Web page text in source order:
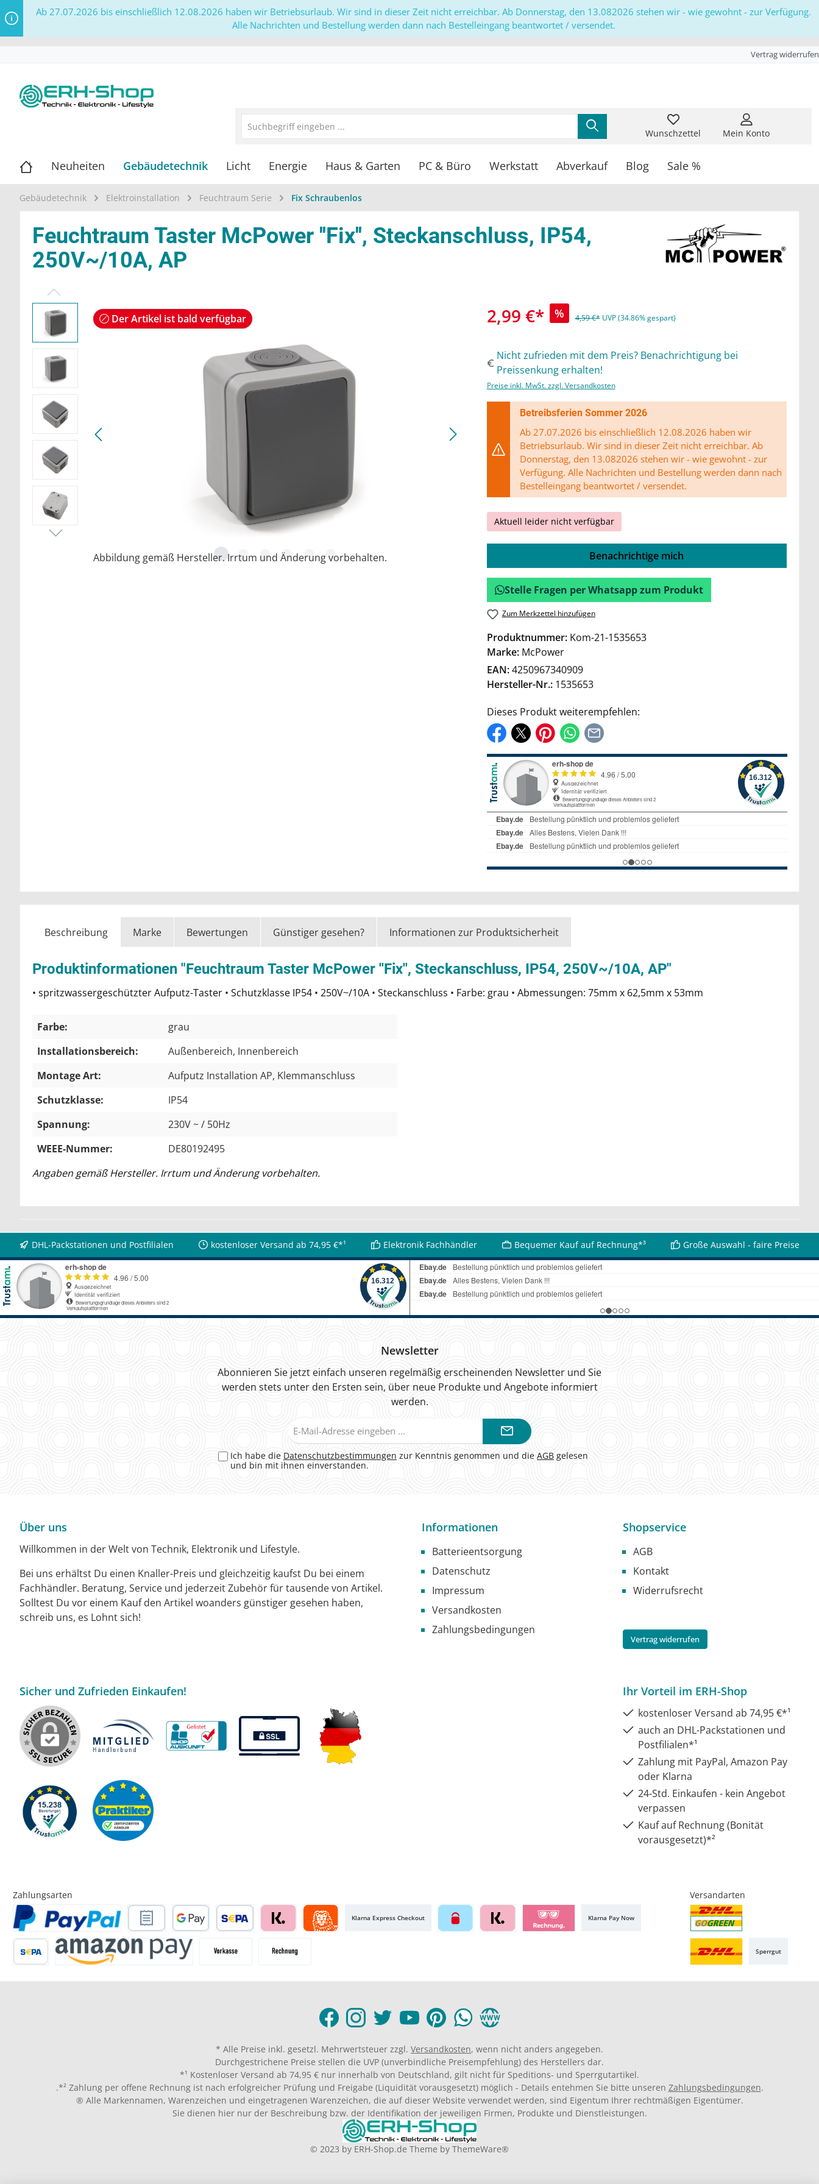
Ab 27.07.2026 bis einschließlich 12.08.2026 haben wir Betriebsurlaub. Wir sind in dieser Zeit nicht erreichbar. Ab Donnerstag, den 13.082026 stehen wir - wie gewohnt - zur Verfügung.
Alle Nachrichten und Bestellung werden dann nach Bestelleingang beantwortet / versendet.
Vertrag widerrufen
Wunschzettel Mein Konto
Neuheiten Gebäudetechnik Licht Energie Haus & Garten PC & Büro Werkstatt Abverkauf Blog Sale %
Gebäudetechnik Elektroinstallation Feuchtraum Serie Fix Schraubenlos
Feuchtraum Taster McPower ''Fix'', Steckanschluss, IP54,
250V~/10A, AP
Der Artikel ist bald verfügbar
Abbildung gemäß Hersteller. Irrtum und Änderung vorbehalten.
2,99 €* % 4,59 €* UVP (34.86% gespart)
Nicht zufrieden mit dem Preis? Benachrichtigung bei
Preissenkung erhalten!
Preise inkl. MwSt. zzgl. Versandkosten
Betreibsferien Sommer 2026
Ab 27.07.2026 bis einschließlich 12.08.2026 haben wir
Betriebsurlaub. Wir sind in dieser Zeit nicht erreichbar. Ab
Donnerstag, den 13.082026 stehen wir - wie gewohnt - zur
Verfügung. Alle Nachrichten und Bestellung werden dann nach
Bestelleingang beantwortet / versendet.
Aktuell leider nicht verfügbar
Benachrichtige mich
Stelle Fragen per Whatsapp zum Produkt
Zum Merkzettel hinzufügen
Produktnummer: Kom-21-1535653
Marke: McPower
EAN:4250967340909
Hersteller-Nr.: 1535653
Dieses Produkt weiterempfehlen:
Beschreibung Marke Bewertungen Günstiger gesehen? Informationen zur Produktsicherheit
Produktinformationen "Feuchtraum Taster McPower ''Fix'', Steckanschluss, IP54, 250V~/10A, AP"
• spritzwassergeschützter Aufputz-Taster • Schutzklasse IP54 • 250V~/10A • Steckanschluss • Farbe: grau • Abmessungen: 75mm x 62,5mm x 53mm
Farbe:
grau
Installationsbereich:
Außenbereich, Innenbereich
Montage Art:
Aufputz Installation AP, Klemmanschluss
Schutzklasse:
IP54
Spannung:
230V ~ / 50Hz
WEEE-Nummer:
DE80192495
Angaben gemäß Hersteller. Irrtum und Änderung vorbehalten.
DHL-Packstationen und Postfilialen kostenloser Versand ab 74,95 €*¹ Elektronik Fachhändler Bequemer Kauf auf Rechnung*³ Große Auswahl - faire Preise
Newsletter
Abonnieren Sie jetzt einfach unseren regelmäßig erscheinenden Newsletter und Sie
werden stets unter den Ersten sein, über neue Produkte und Angebote informiert
werden.
Mail-
Ich habe die Datenschutzbestimmungen zur Kenntnis genommen und die AGB gelesen
und bin mit ihnen einverstanden.
Über uns
Willkommen in der Welt von Technik, Elektronik und Lifestyle.
Bei uns erhältst Du einen Knaller-Preis und gleichzeitig kaufst Du bei einem
Fachhändler. Beratung, Service und jederzeit Zubehör für tausende von Artikel.
Solltest Du vor einem Kauf den Artikel woanders günstiger gesehen haben,
schreib uns, es Lohnt sich!
Informationen
Batterieentsorgung
Datenschutz
Impressum
Versandkosten
Zahlungsbedingungen
Shopservice
AGB
Kontakt
Widerrufsrecht
Vertrag widerrufen
Sicher und Zufrieden Einkaufen! Ihr Vorteil im ERH-Shop
kostenloser Versand ab 74,95 €*¹
auch an DHL-Packstationen und
Postfilialen*¹
Zahlung mit PayPal, Amazon Pay
oder Klarna
24-Std. Einkaufen - kein Angebot
verpassen
Kauf auf Rechnung (Bonität
vorausgesetzt)*²
Zahlungsarten
Klarna Express Checkout Klarna Pay Now
Versandarten
Sperrgut
* Alle Preise inkl. gesetzl. Mehrwertsteuer zzgl. Versandkosten, wenn nicht anders angegeben.
Durchgestrichene Preise stellen die UVP (unverbindliche Preisempfehlung) des Herstellers dar.
*¹ Kostenloser Versand ab 74,95 € nur innerhalb von Deutschland, gilt nicht für Speditions- und Sperrgutartikel.
.*² Zahlung per offene Rechnung ist nach erfolgreicher Prüfung und Freigabe (Liquidität vorausgesetzt) möglich - Details entehmen Sie bitte unseren Zahlungsbedingungen.
® Alle Markennamen, Warenzeichen und eingetragenen Warenzeichen, die auf dieser Website verwendet werden, sind Eigentum Ihrer rechtmäßigen Eigentümer.
Sie dienen hier nur der Beschreibung bzw. der Identifikation der jeweiligen Firmen, Produkte und Dienstleistungen.
© 2023 by ERH-Shop.de Theme by ThemeWare®